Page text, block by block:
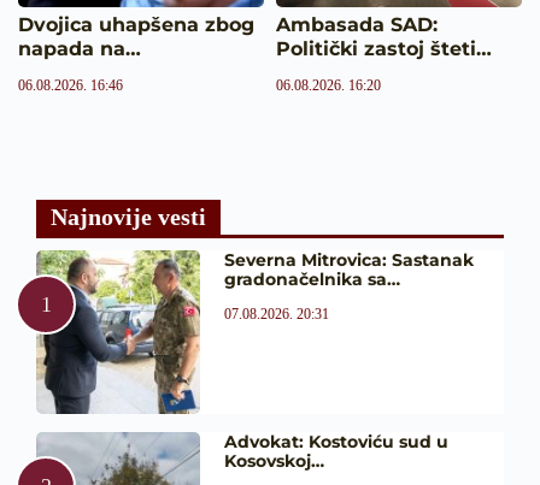
Dvojica uhapšena zbog
napada na…
06.08.2026. 16:46
Ambasada SAD:
Politički zastoj šteti…
06.08.2026. 16:20
Najnovije vesti
Severna Mitrovica: Sastanak
gradonačelnika sa…
07.08.2026. 20:31
Advokat: Kostoviću sud u
Kosovskoj…